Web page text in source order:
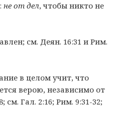
не от дел, чтобы никто не
см. Деян. 16:31 и Рим.
в целом учит, что
верою, независимо от
см. Гал. 2:16; Рим. 9:31-32;